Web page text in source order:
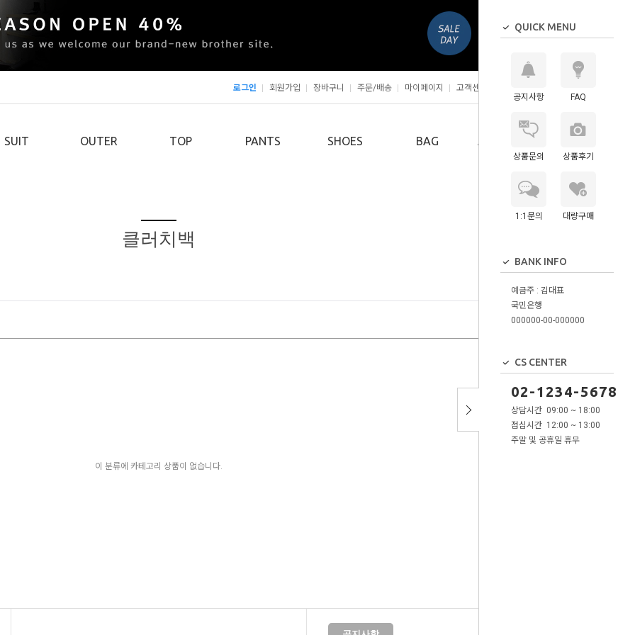
로그인 회원가입 장바구니 주문/배송 마이페이지 고객센터
SUIT OUTER TOP PANTS SHOES BAG ACCESSORY
QUICK MENU
공지사항 FAQ
상품문의 상품후기
1:1문의 대량구매
BANK INFO
예금주 : 김대표
국민은행
000000-00-000000
CS CENTER
02-1234-5678
상담시간 09:00 ~ 18:00
점심시간 12:00 ~ 13:00
주말 및 공휴일 휴무
클러치백
이 분류에 카테고리 상품이 없습니다.